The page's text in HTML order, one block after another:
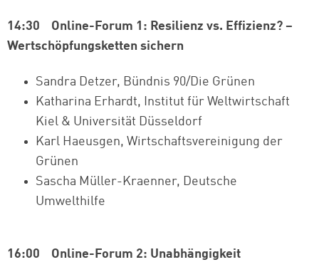
14:30 Online-Forum 1: Resilienz vs. Effizienz? –
Wertschöpfungsketten sichern
Sandra Detzer, Bündnis 90/Die Grünen
Katharina Erhardt, Institut für Weltwirtschaft
Kiel & Universität Düsseldorf
Karl Haeusgen, Wirtschaftsvereinigung der
Grünen
Sascha Müller-Kraenner, Deutsche
Umwelthilfe
16:00 Online-Forum 2: Unabhängigkeit